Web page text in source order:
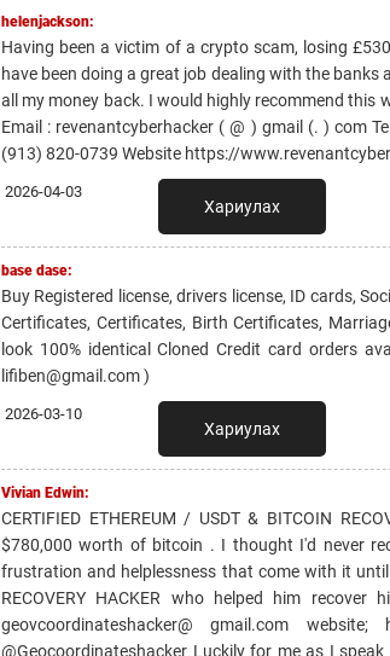
helenjackson:
Having been a victim of a crypto scam, losing
have been doing a great job dealing with the banks
all my money back. I would highly recommend this
Email : revenantcyberhacker ( @ ) gmail (. ) com
(913) 820-0739 Website https://
2026-04-03
Хариулах
base dase:
Buy Registered license, drivers license, ID cards,
Certificates, Certificates, Birth Certificates,
look 100% identical Cloned Credit card orders
lifiben@gmail.com )
2026-03-10
Хариулах
Vivian Edwin:
CERTIFIED ETHEREUM / USDT & BITCOIN
$780,000 worth of bitcoin . I thought I'd never
frustration and helplessness that come with it
RECOVERY HACKER who helped him
geovcoordinateshacker@ gmail.com website;
@Geocoordinateshacker Luckily for me as I